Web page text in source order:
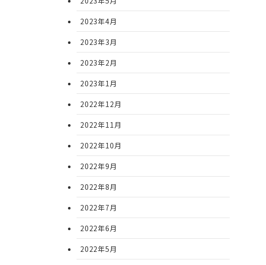
2023年4月
2023年3月
2023年2月
2023年1月
2022年12月
2022年11月
2022年10月
2022年9月
2022年8月
2022年7月
2022年6月
2022年5月